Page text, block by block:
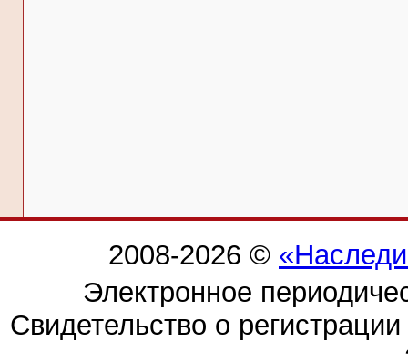
2008-2026 ©
Электронное
Свидетельство о